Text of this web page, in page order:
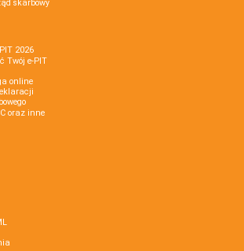
skarbowy
2026
Twój e-PIT
online
oraz inne